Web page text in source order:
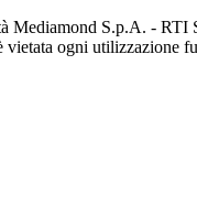
S.p.A. - RTI
ogni utilizzazione